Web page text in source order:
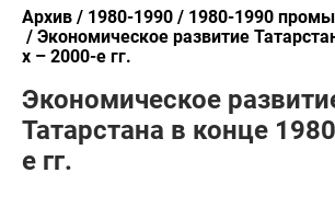
Архив 1980-1990
1980-1990
Экономическое развитие
х – 2000-е гг.
Экономическое
Татарстана в конце
е гг.